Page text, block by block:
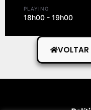
PLAYING
18h00 - 19h00